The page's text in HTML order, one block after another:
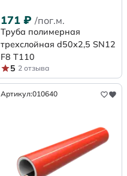
171 ₽ /пог.м.
Труба полимерная
трехслойная d50х2,5 SN12
F8 Т110
5 2 отзыва
Артикул:010640